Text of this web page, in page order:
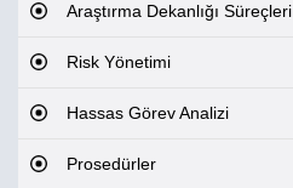
Araştırma Dekanlığı Süreçleri
Risk Yönetimi
Hassas Görev Analizi
Prosedürler